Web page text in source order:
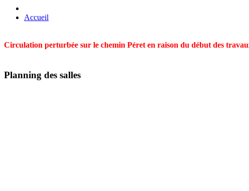
Accueil
Circulation perturbée sur le chemin Péret en raison du début des
Planning des salles